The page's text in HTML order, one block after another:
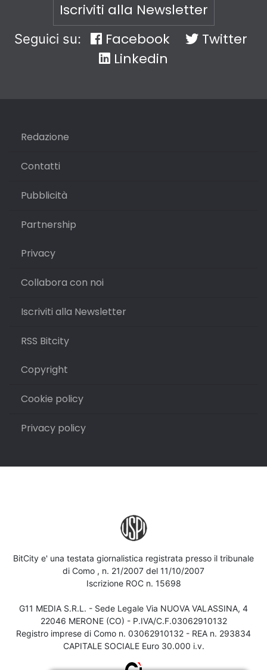
Iscriviti alla Newsletter
Seguici su: Facebook
Twitter
Linkedin
Redazione
Contatti
Pubblicità
Partnership
Privacy
Collabora con noi
Iscriviti alla Newsletter
RSS Bitcity
Copyright
Cookie policy
Privacy policy
BitCity e' una testata giornalistica registrata presso il tribunale
di Como , n. 21/2007 del 11/10/2007
Iscrizione ROC n. 15698
G11 MEDIA S.R.L. - Sede Legale Via NUOVA VALASSINA, 4
22046 MERONE (CO) - P.IVA/C.F.03062910132
Registro imprese di Como n. 03062910132 - REA n. 293834
CAPITALE SOCIALE Euro 30.000 i.v.